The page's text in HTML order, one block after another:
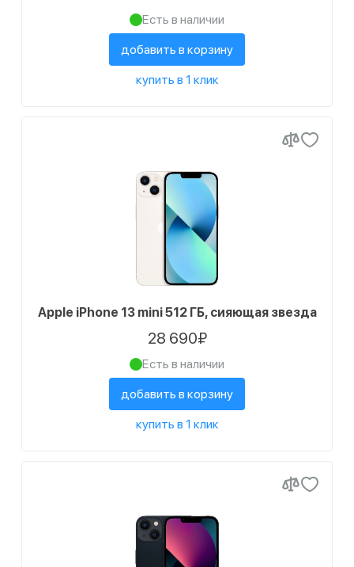
Есть в наличии
добавить в корзину
купить в 1 клик
Apple iPhone 13 mini 512 ГБ, сияющая звезда
28 690₽
Есть в наличии
добавить в корзину
купить в 1 клик